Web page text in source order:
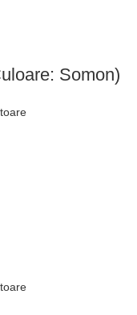
Somon)